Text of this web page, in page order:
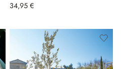
34,95 €